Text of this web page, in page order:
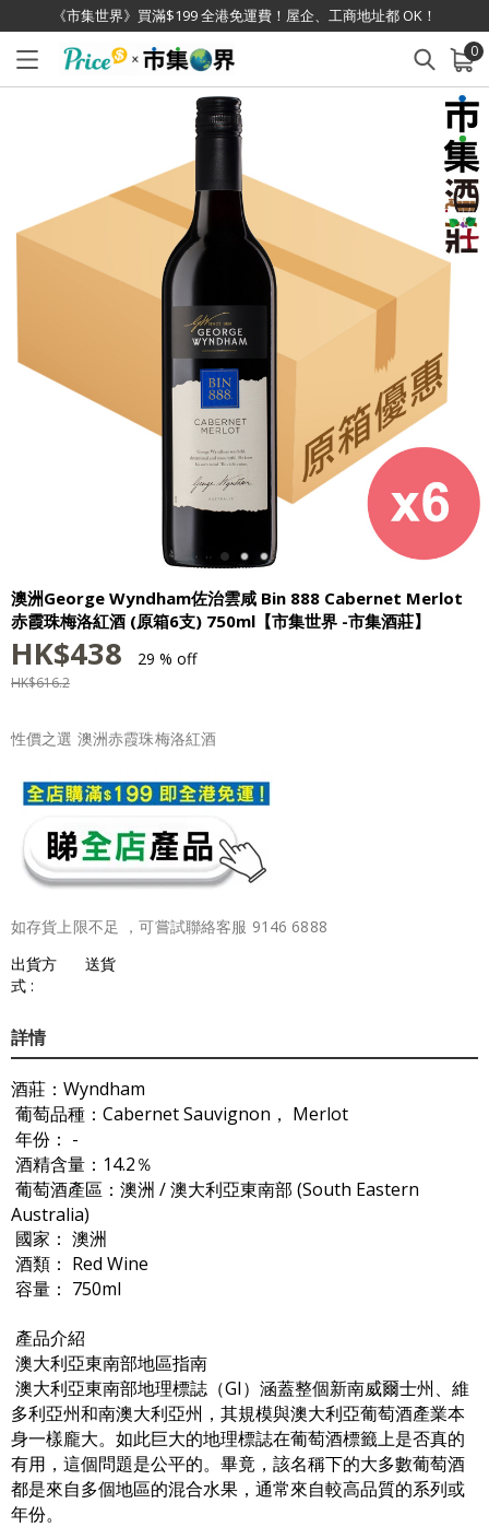
《市集世界》買滿$199 全港免運費！屋企、工商地址都 OK！
0
已加入購物車 查看
澳洲George Wyndham佐治雲咸 Bin 888 Cabernet Merlot
赤霞珠梅洛紅酒 (原箱6支) 750ml【市集世界 -市集酒莊】
HK$438 29 % off
HK$616.2
性價之選 澳洲赤霞珠梅洛紅酒
如存貨上限不足 ，可嘗試聯絡客服 9146 6888
出貨方
式 :
送貨
詳情
酒莊：Wyndham
葡萄品種：Cabernet Sauvignon， Merlot
年份： -
酒精含量：14.2％
葡萄酒產區：澳洲 / 澳大利亞東南部 (South Eastern
Australia)
國家： 澳洲
酒類： Red Wine
容量： 750ml
產品介紹
澳大利亞東南部地區指南
澳大利亞東南部地理標誌（GI）涵蓋整個新南威爾士州、維
多利亞州和南澳大利亞州，其規模與澳大利亞葡萄酒產業本
身一樣龐大。如此巨大的地理標誌在葡萄酒標籤上是否真的
有用，這個問題是公平的。畢竟，該名稱下的大多數葡萄酒
都是來自多個地區的混合水果，通常來自較高品質的系列或
年份。